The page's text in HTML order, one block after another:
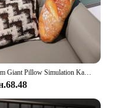
65cm Giant Pillow Simulation Kawaii Big Bread Plush Pillow Doll Soft Cute Food Cushion Toys Birthday Christmas Gift